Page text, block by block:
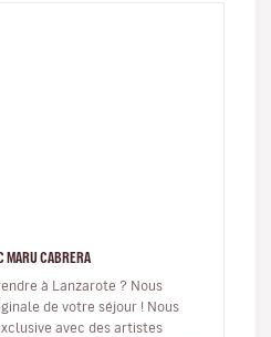
MARU CABRERA
à Lanzarote ? Nous
de votre séjour ! Nous
avec des artistes